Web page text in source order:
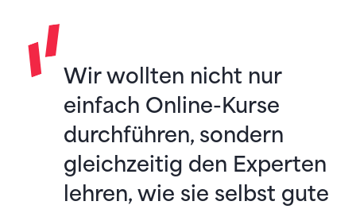
Wir wollten nicht nur
einfach Online-Kurse
durchführen, sondern
gleichzeitig den Experten
lehren, wie sie selbst gute